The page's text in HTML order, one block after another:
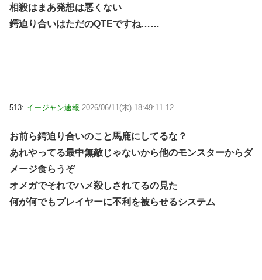
相殺はまあ発想は悪くない
鍔迫り合いはただのQTEですね……
513: イージャン速報 2026/06/11(木) 18:49:11.12
お前ら鍔迫り合いのこと馬鹿にしてるな？
あれやってる最中無敵じゃないから他のモンスターからダ
メージ食らうぞ
オメガでそれでハメ殺しされてるの見た
何が何でもプレイヤーに不利を被らせるシステム